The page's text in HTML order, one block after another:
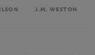
J.M. WESTON